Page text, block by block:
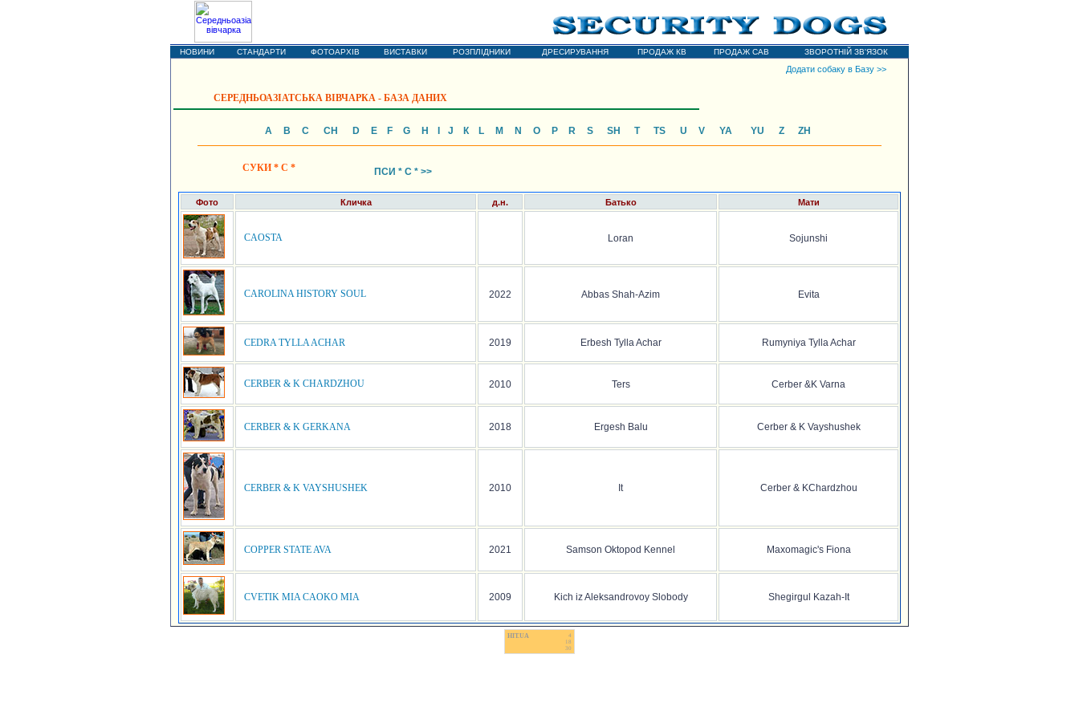
НОВИНИ СТАНДАРТИ ФОТОАРХІВ ВИСТАВКИ РОЗПЛІДНИКИ ДРЕСИРУВАННЯ ПРОДАЖ КВ ПРОДАЖ САВ ЗВОРОТНІЙ ЗВ'ЯЗОК
Додати собаку в Базу >>
СЕРЕДНЬОАЗІАТСЬКА ВІВЧАРКА - БАЗА ДАНИХ
А B C CH D E F G H J К L М N О P R S SH Т TS U V YA YU Z ZH
СУКИ * C * ПСИ * C * >>
Фото Кличка д.н. Батько Мати
CAOSTA Loran Sojunshi
CAROLINA HISTORY SOUL 2022 Abbas Shah-Azim Evita
CEDRA TYLLA ACHAR 2019 Erbesh Tylla Achar Rumyniya Tylla Achar
CERBER & K CHARDZHOU 2010 Ters Cerber &K Varna
CERBER & K GERKANA 2018 Ergesh Balu Cerber & K Vayshushek
CERBER & K VAYSHUSHEK 2010 It Cerber & KChardzhou
COPPER STATE AVA 2021 Samson Oktopod Kennel Maxomagic's Fiona
CVETIK MIA CAOKO MIA 2009 Kich iz Aleksandrovoy Slobody Shegirgul Kazah-It
HIT.UA
4
18
30